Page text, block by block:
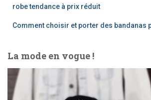
robe tendance à prix réduit
Comment choisir et porter des bandanas
La mode en vogue !